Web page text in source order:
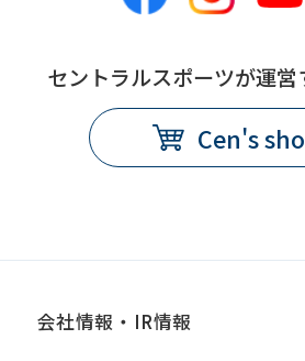
セントラルスポーツが運
Cen's
会社情報・IR情報